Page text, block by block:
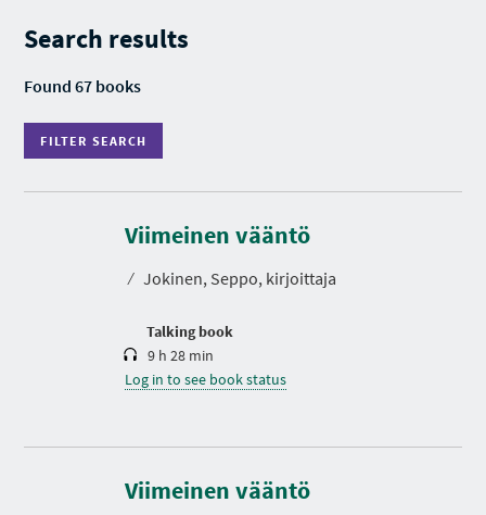
Search results
Found 67 books
FILTER SEARCH
T
S
A
R
C
Viimeinen vääntö
⁄ Jokinen, Seppo, kirjoittaja
Talking book
D
r
a
i
9 h 28 min
Log in to see book status
Viimeinen vääntö